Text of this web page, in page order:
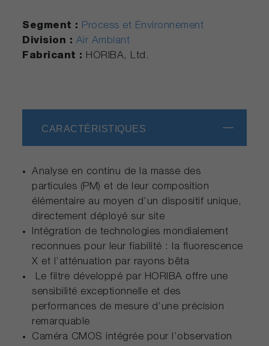
Segment : Process et Environnement
Division : Air Ambiant
Fabricant : HORIBA, Ltd.
CARACTÉRISTIQUES
Analyse en continu de la masse des
particules (PM) et de leur composition
élémentaire au moyen d’un dispositif unique,
directement déployé sur site
Intégration de technologies mondialement
reconnues pour leur fiabilité : la fluorescence
X et l’atténuation par rayons bêta
Le filtre développé par HORIBA offre une
sensibilité exceptionnelle et des
performances de mesure d’une précision
remarquable
Caméra CMOS intégrée pour l’observation